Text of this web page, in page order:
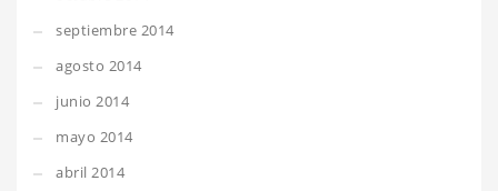
septiembre 2014
agosto 2014
junio 2014
mayo 2014
abril 2014